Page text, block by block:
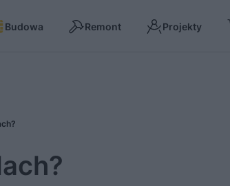
Budowa Remont Projekty